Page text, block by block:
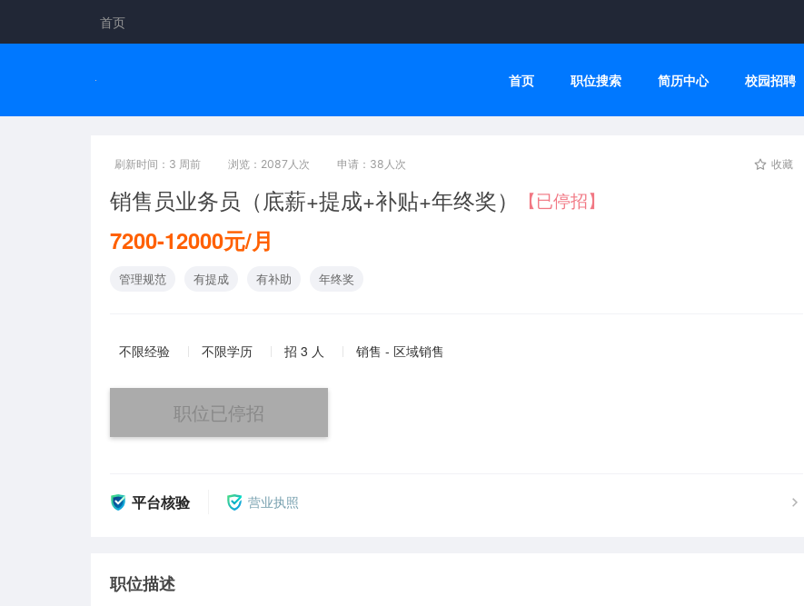
首页
首页 职位搜索 简历中心 校园招聘
刷新时间：3 周前 浏览：2087人次 申请：38人次 收藏
销售员业务员（底薪+提成+补贴+年终奖） 【已停招】
7200-12000元/月
管理规范 有提成 有补助 年终奖
不限经验 不限学历 招 3 人 销售 - 区域销售
职位已停招
平台核验 营业执照
职位描述